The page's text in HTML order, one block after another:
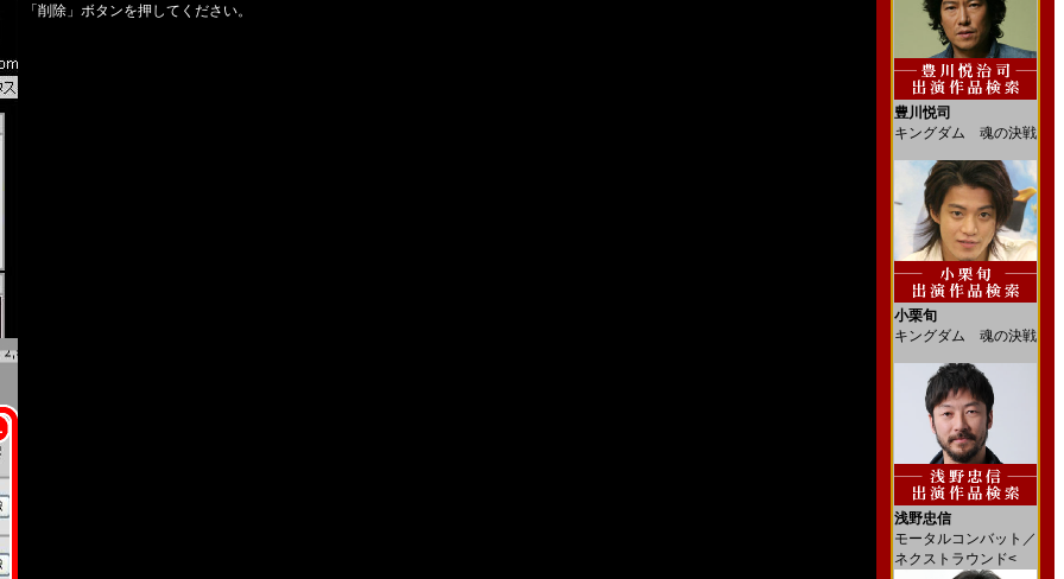
「削除」ボタンを押してください。
豊川悦司
キングダム 魂の決戦
小栗旬
キングダム 魂の決戦
浅野忠信
モータルコンバット／
ネクストラウンド<